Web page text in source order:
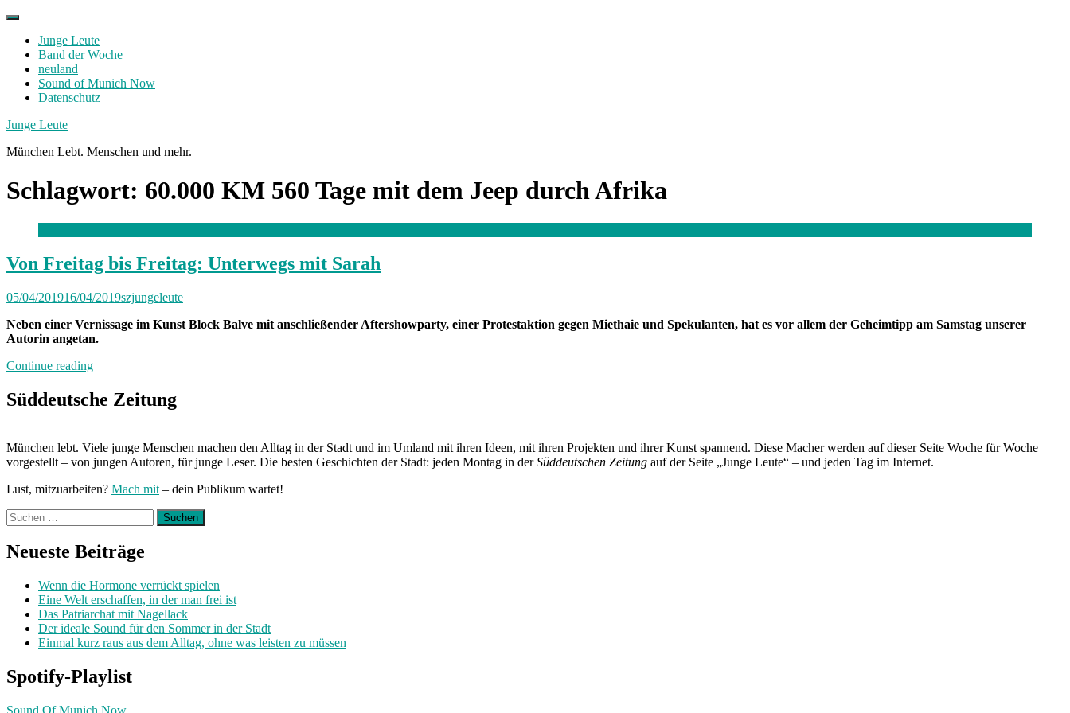
Skip
contentJunge Leute
Band der Woche
neuland
Sound of Munich Now
Datenschutz
Facebook
Twitter
Instagram
Junge Leute
München Lebt. Menschen und mehr.
Schlagwort: 60.000 KM 560 Tage mit dem Jeep durch Afrika
Von Freitag bis Freitag: Unterwegs mit Sarah
05/04/201916/04/2019szjungeleute
Neben einer Vernissage im Kunst Block Balve mit anschließender Aftershowparty, einer Protestaktion gegen Miethaie und Spekulanten, hat es vor allem der Geheimtipp am Samstag unserer
Autorin angetan.
Continue reading„Von
bis
Freitag:
Sarah“
Süddeutsche Zeitung
München lebt. Viele junge Menschen machen den Alltag in der Stadt und im Umland mit ihren Ideen, mit ihren Projekten und ihrer Kunst spannend. Diese Macher werden auf dieser Seite Woche für Woche
vorgestellt – von jungen Autoren, für junge Leser. Die besten Geschichten der Stadt: jeden Montag in derSüddeutschen Zeitung auf der Seite „Junge Leute“ – und jeden Tag im Internet.
Lust, mitzuarbeiten? Mach mit – dein Publikum wartet!
Suchen
nach:
Neueste Beiträge
Wenn die Hormone verrückt spielen
Eine Welt erschaffen, in der man frei ist
Das Patriarchat mit Nagellack
Der ideale Sound für den Sommer in der Stadt
Einmal kurz raus aus dem Alltag, ohne was leisten zu müssen
Spotify-Playlist